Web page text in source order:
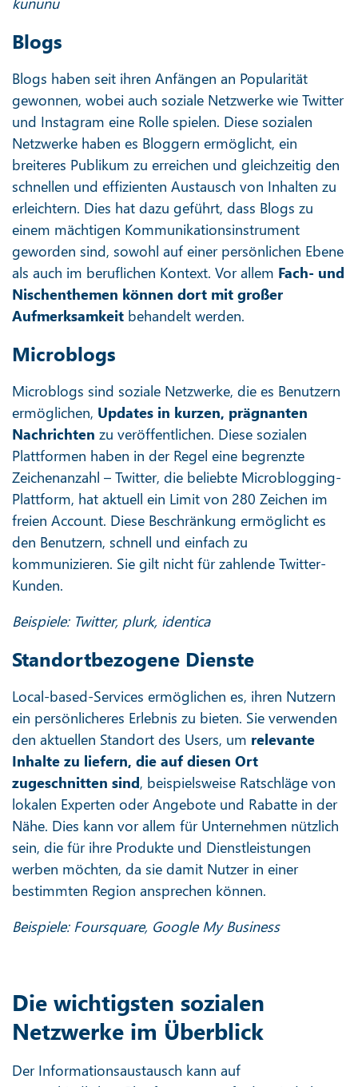
Blogs
Blogs haben seit ihren Anfängen an Popularität
gewonnen, wobei auch soziale Netzwerke wie Twitter
und Instagram eine Rolle spielen. Diese sozialen
Netzwerke haben es Bloggern ermöglicht, ein
breiteres Publikum zu erreichen und gleichzeitig den
schnellen und effizienten Austausch von Inhalten zu
erleichtern. Dies hat dazu geführt, dass Blogs zu
einem mächtigen Kommunikationsinstrument
geworden sind, sowohl auf einer persönlichen Ebene
als auch im beruflichen Kontext. Vor allem Fach- und
Nischenthemen können dort mit großer
Aufmerksamkeit behandelt werden.
Microblogs
Microblogs sind soziale Netzwerke, die es Benutzern
ermöglichen, Updates in kurzen, prägnanten
Nachrichten zu veröffentlichen. Diese sozialen
Plattformen haben in der Regel eine begrenzte
Zeichenanzahl – Twitter, die beliebte Microblogging-
Plattform, hat aktuell ein Limit von 280 Zeichen im
freien Account. Diese Beschränkung ermöglicht es
den Benutzern, schnell und einfach zu
kommunizieren. Sie gilt nicht für zahlende Twitter-
Kunden.
Beispiele: Twitter, plurk, identica
Standortbezogene Dienste
Local-based-Services ermöglichen es, ihren Nutzern
ein persönlicheres Erlebnis zu bieten. Sie verwenden
den aktuellen Standort des Users, um relevante
Inhalte zu liefern, die auf diesen Ort
zugeschnitten sind, beispielsweise Ratschläge von
lokalen Experten oder Angebote und Rabatte in der
Nähe. Dies kann vor allem für Unternehmen nützlich
sein, die für ihre Produkte und Dienstleistungen
werben möchten, da sie damit Nutzer in einer
bestimmten Region ansprechen können.
Beispiele: Foursquare, Google My Business
Die wichtigsten sozialen
Netzwerke im Überblick
Der Informationsaustausch kann auf